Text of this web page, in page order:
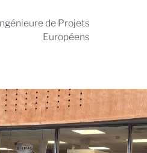
de Projets
Européens